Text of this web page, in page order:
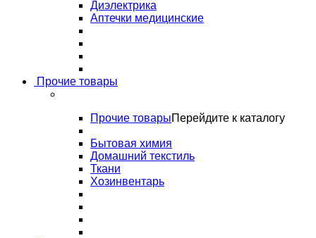
Диэлектрика
Аптечки медицинские
Прочие товары
Прочие товарыПерейдите к каталогу
Бытовая химия
Домашний текстиль
Ткани
Хозинвентарь